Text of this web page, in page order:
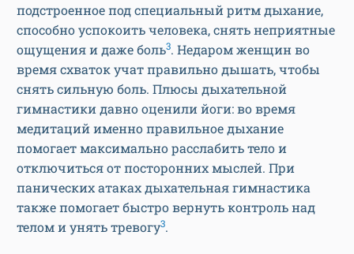
подстроенное под специальный ритм дыхание,
способно успокоить человека, снять неприятные
ощущения и даже боль3. Недаром женщин во
время схваток учат правильно дышать, чтобы
снять сильную боль. Плюсы дыхательной
гимнастики давно оценили йоги: во время
медитаций именно правильное дыхание
помогает максимально расслабить тело и
отключиться от посторонних мыслей. При
панических атаках дыхательная гимнастика
также помогает быстро вернуть контроль над
телом и унять тревогу3.